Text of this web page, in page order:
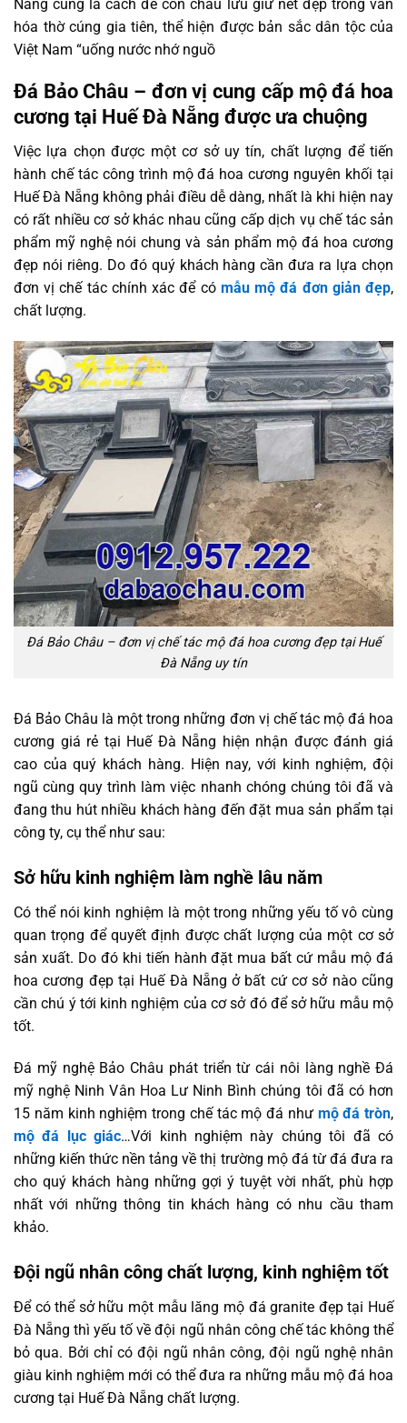
Nẵng cùng là cách để con cháu lưu giữ nét đẹp trong văn
hóa thờ cúng gia tiên, thể hiện được bản sắc dân tộc của
Việt Nam “uống nước nhớ nguồ
Đá Bảo Châu – đơn vị cung cấp mộ đá hoa
cương tại Huế Đà Nẵng được ưa chuộng
Việc lựa chọn được một cơ sở uy tín, chất lượng để tiến
hành chế tác công trình mộ đá hoa cương nguyên khối tại
Huế Đà Nẵng không phải điều dễ dàng, nhất là khi hiện nay
có rất nhiều cơ sở khác nhau cũng cấp dịch vụ chế tác sản
phẩm mỹ nghệ nói chung và sản phẩm mộ đá hoa cương
đẹp nói riêng. Do đó quý khách hàng cần đưa ra lựa chọn
đơn vị chế tác chính xác để có mẫu mộ đá đơn giản đẹp,
chất lượng.
Đá Bảo Châu – đơn vị chế tác mộ đá hoa cương đẹp tại Huế
Đà Nẵng uy tín
Đá Bảo Châu là một trong những đơn vị chế tác mộ đá hoa
cương giá rẻ tại Huế Đà Nẵng hiện nhận được đánh giá
cao của quý khách hàng. Hiện nay, với kinh nghiệm, đội
ngũ cùng quy trình làm việc nhanh chóng chúng tôi đã và
đang thu hút nhiều khách hàng đến đặt mua sản phẩm tại
công ty, cụ thể như sau:
Sở hữu kinh nghiệm làm nghề lâu năm
Có thể nói kinh nghiệm là một trong những yếu tố vô cùng
quan trọng để quyết định được chất lượng của một cơ sở
sản xuất. Do đó khi tiến hành đặt mua bất cứ mẫu mộ đá
hoa cương đẹp tại Huế Đà Nẵng ở bất cứ cơ sở nào cũng
cần chú ý tới kinh nghiệm của cơ sở đó để sở hữu mẫu mộ
tốt.
Đá mỹ nghệ Bảo Châu phát triển từ cái nôi làng nghề Đá
mỹ nghệ Ninh Vân Hoa Lư Ninh Bình chúng tôi đã có hơn
15 năm kinh nghiệm trong chế tác mộ đá như mộ đá tròn,
mộ đá lục giác…Với kinh nghiệm này chúng tôi đã có
những kiến thức nền tảng về thị trường mộ đá từ đá đưa ra
cho quý khách hàng những gợi ý tuyệt vời nhất, phù hợp
nhất với những thông tin khách hàng có nhu cầu tham
khảo.
Đội ngũ nhân công chất lượng, kinh nghiệm tốt
Để có thể sở hữu một mẫu lăng mộ đá granite đẹp tại Huế
Đà Nẵng thì yếu tố về đội ngũ nhân công chế tác không thể
bỏ qua. Bởi chỉ có đội ngũ nhân công, đội ngũ nghệ nhân
giàu kinh nghiệm mới có thể đưa ra những mẫu mộ đá hoa
cương tại Huế Đà Nẵng chất lượng.